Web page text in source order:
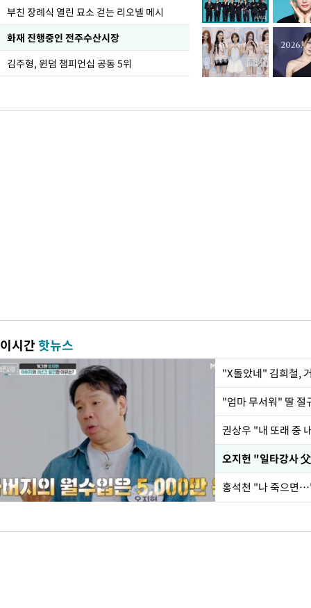
부친 장례식 열린 묘소 걷는 리오넬 메시
화재 진행중인 전주수산시장
김주형, 윈덤 챔피언십 공동 5위
이시간핫뉴스
"X돌았네" 김희철,
권상우 "내 또래 중
홍석천 "나 죽으면